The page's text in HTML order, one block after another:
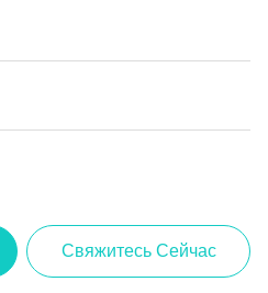
Свяжитесь Сейчас